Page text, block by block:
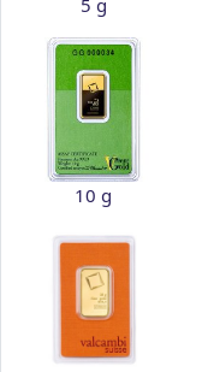
5 g
10 g